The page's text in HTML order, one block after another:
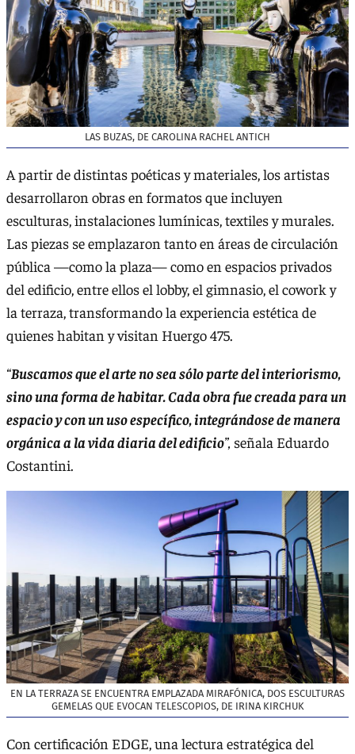
LAS BUZAS, DE CAROLINA RACHEL ANTICH
A partir de distintas poéticas y materiales, los artistas
desarrollaron obras en formatos que incluyen
esculturas, instalaciones lumínicas, textiles y murales.
Las piezas se emplazaron tanto en áreas de circulación
pública —como la plaza— como en espacios privados
del edificio, entre ellos el lobby, el gimnasio, el cowork y
la terraza, transformando la experiencia estética de
quienes habitan y visitan Huergo 475.
“Buscamos que el arte no sea sólo parte del interiorismo,
sino una forma de habitar. Cada obra fue creada para un
espacio y con un uso específico, integrándose de manera
orgánica a la vida diaria del edificio”, señala Eduardo
Costantini.
EN LA TERRAZA SE ENCUENTRA EMPLAZADA MIRAFÓNICA, DOS ESCULTURAS
GEMELAS QUE EVOCAN TELESCOPIOS, DE IRINA KIRCHUK
Con certificación EDGE, una lectura estratégica del